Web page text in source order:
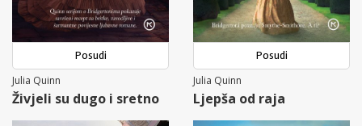
Posudi
Julia Quinn
Živjeli su dugo i sretno
Posudi
Julia Quinn
Ljepša od raja